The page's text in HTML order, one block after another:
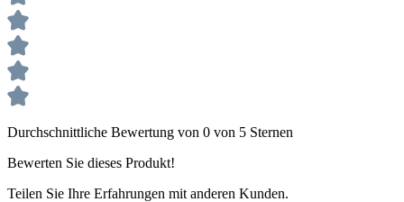
Durchschnittliche Bewertung von 0 von 5 Sternen
Bewerten Sie dieses Produkt!
Teilen Sie Ihre Erfahrungen mit anderen Kunden.